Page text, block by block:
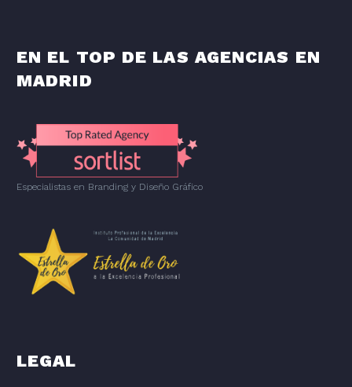
EN EL TOP DE LAS AGENCIAS EN
MADRID
Especialistas en Branding y Diseño Gráfico
LEGAL